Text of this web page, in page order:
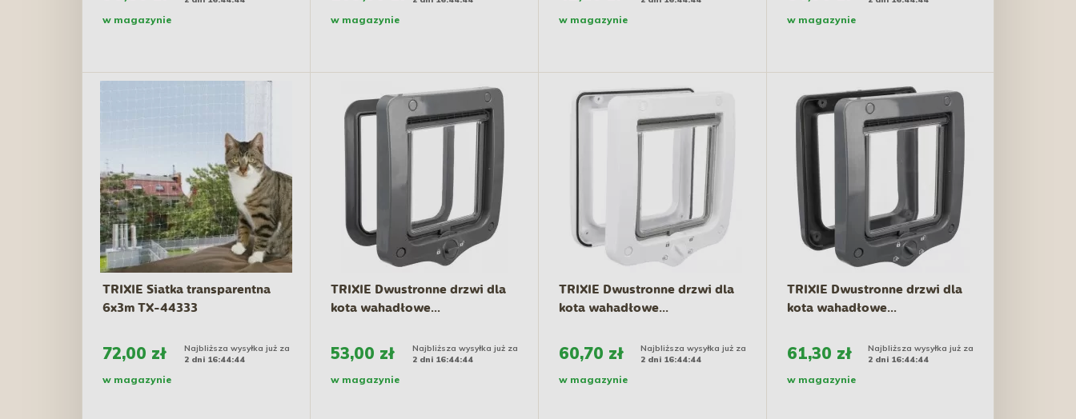
w magazynie w magazynie w magazynie w magazynie
TRIXIE Siatka transparentna
6x3m TX-44333
72,00 zł
Najbliższa wysyłka już za
2 dni 16:44:43
w magazynie
TRIXIE Dwustronne drzwi dla
kota wahadłowe...
53,00 zł
Najbliższa wysyłka już za
2 dni 16:44:43
w magazynie
TRIXIE Dwustronne drzwi dla
kota wahadłowe...
60,70 zł
Najbliższa wysyłka już za
2 dni 16:44:43
w magazynie
TRIXIE Dwustronne drzwi dla
kota wahadłowe...
61,30 zł
Najbliższa wysyłka już za
2 dni 16:44:43
w magazynie